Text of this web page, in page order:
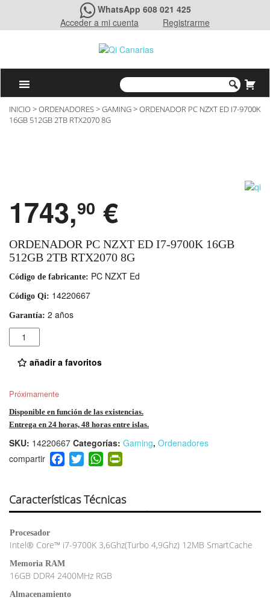
WhatsApp 608 021 425
Acceder a mi cuenta
Registrarme
INICIO >ORDENADORES>GAMING> ORDENADOR PC NZXT ED I7-9700K
16GB 512GB 2TB RTX2070 8G
1743,90 €
ORDENADOR PC NZXT ED I7-9700K 16GB
512GB 2TB RTX2070 8G
Código de fabricante: PC NZXT Ed
Código Qi: 14220667
Garantía: 2 años
Cantidad
añadir a favoritos
Próximamente
Disponible en función de las existencias.
Entrega en 24 horas, 48 horas entre islas.
SKU: 14220667 Categorías: Gaming, Ordenadores
F
a
e
b
o
k
T
wi
er
W
h
s
A
p
ri
e
dl
Características Técnicas
Procesador
Intel® Core™ i7-9700K 3,6Ghz(Turbo 4,9Ghz) 12MB SmartCache
Memoria RAM
16GB DDR4 2400MHz RGB
Almacenamiento